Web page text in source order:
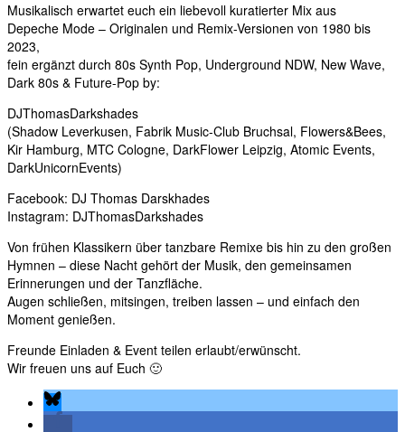
Musikalisch erwartet euch ein liebevoll kuratierter Mix aus
Depeche Mode – Originalen und Remix-Versionen von 1980 bis
2023,
fein ergänzt durch 80s Synth Pop, Underground NDW, New Wave,
Dark 80s & Future-Pop by:
DJThomasDarkshades
(Shadow Leverkusen, Fabrik Music-Club Bruchsal, Flowers&Bees,
Kir Hamburg, MTC Cologne, DarkFlower Leipzig, Atomic Events,
DarkUnicornEvents)
Facebook: DJ Thomas Darskhades
Instagram: DJThomasDarkshades
Von frühen Klassikern über tanzbare Remixe bis hin zu den großen
Hymnen – diese Nacht gehört der Musik, den gemeinsamen
Erinnerungen und der Tanzfläche.
Augen schließen, mitsingen, treiben lassen – und einfach den
Moment genießen.
Freunde Einladen & Event teilen erlaubt/erwünscht.
Wir freuen uns auf Euch 🙂